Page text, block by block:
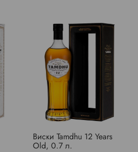
Виски Tamdhu 12 Years
Old, 0.7 л.